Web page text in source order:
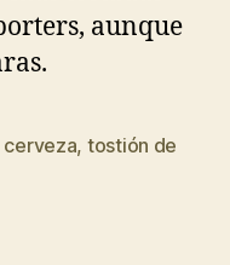
aunque
cerveza, tostión de